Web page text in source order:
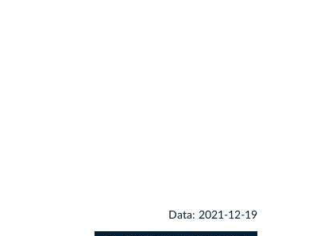
Data: 2021-12-19